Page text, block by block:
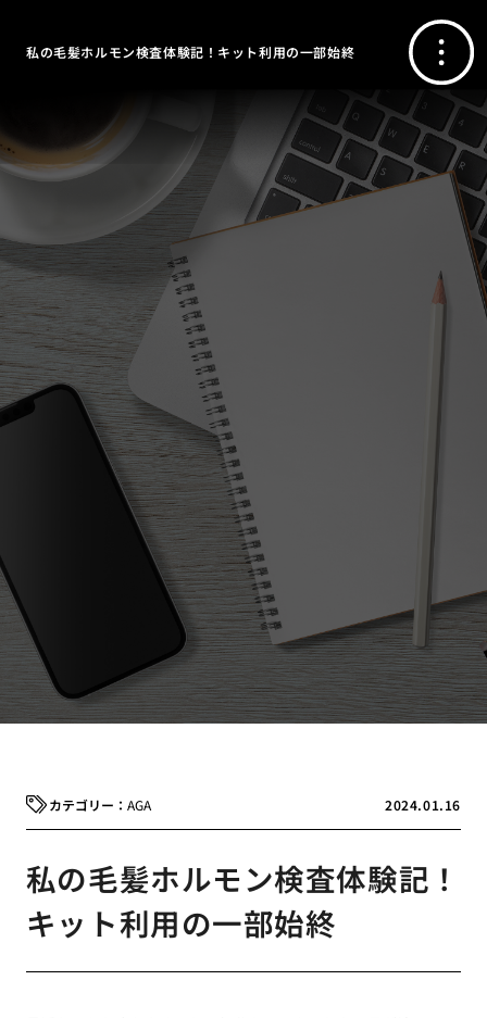
私の毛髪ホルモン検査体験記！キット利用の一部始終
2024.01.16
AGA
私の毛髪ホルモン検査体験記！
キット利用の一部始終